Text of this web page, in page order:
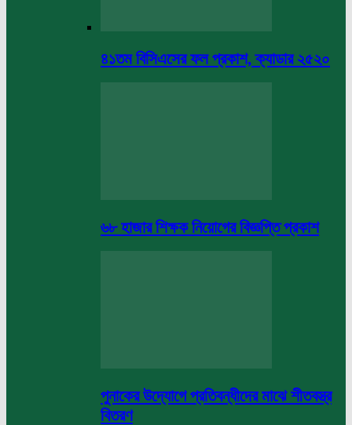
৪১তম বিসিএসের ফল প্রকাশ, ক্যাডার ২৫২০
৬৮ হাজার শিক্ষক নিয়োগের বিজ্ঞপ্তি প্রকাশ
পুনাকের উদ্যোগে প্রতিবন্ধীদের মাঝে শীতবস্ত্র
বিতরণ